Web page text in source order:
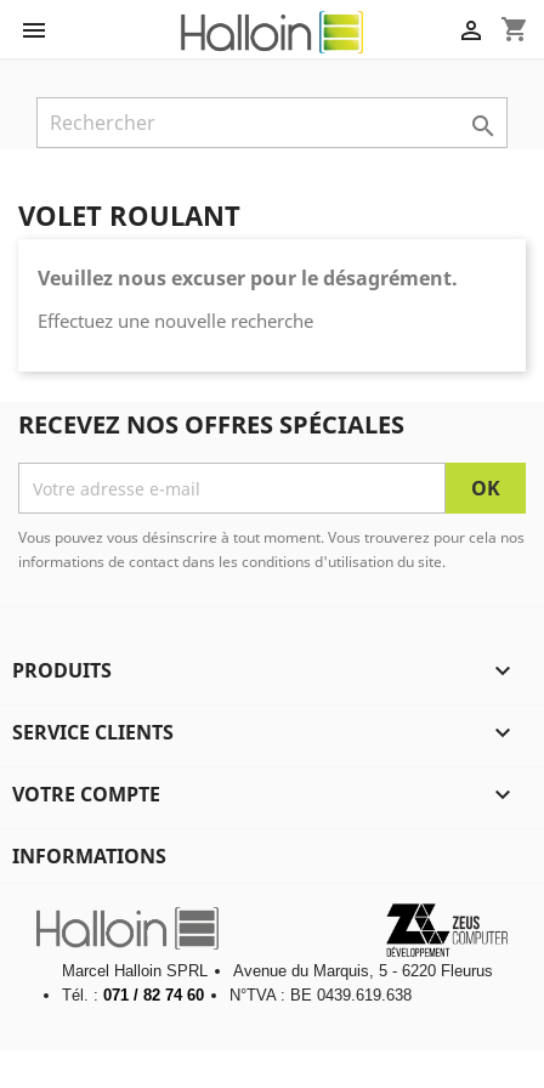
 shopping_cart


VOLET ROULANT
Veuillez nous excuser pour le désagrément.
Effectuez une nouvelle recherche
RECEVEZ NOS OFFRES SPÉCIALES
Vous pouvez vous désinscrire à tout moment. Vous trouverez pour cela nos
informations de contact dans les conditions d'utilisation du site.
PRODUITS 
SERVICE CLIENTS 
VOTRE COMPTE 
INFORMATIONS
Marcel Halloin SPRL
Avenue du Marquis, 5 - 6220 Fleurus
Tél. : 071 / 82 74 60 N°TVA : BE 0439.619.638